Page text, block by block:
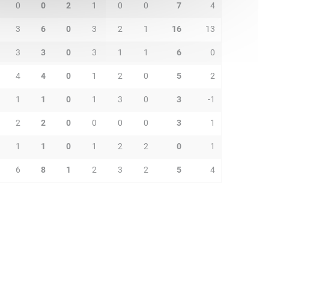
0 0 2 1 0 0 7 4
3 6 0 3 2 1 16 13
3 3 0 3 1 1 6 0
4 4 0 1 2 0 5 2
1 1 0 1 3 0 3 -1
2 2 0 0 0 0 3 1
1 1 0 1 2 2 0 1
6 8 1 2 3 2 5 4